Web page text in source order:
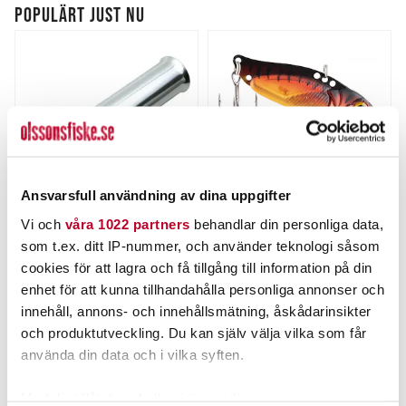
Ansvarsfull användning av dina uppgifter
Vi och våra 1022 partners behandlar din personliga data,
som t.ex. ditt IP-nummer, och använder teknologi såsom
cookies för att lagra och få tillgång till information på din
enhet för att kunna tillhandahålla personliga annonser och
innehåll, annons- och innehållsmätning, åskådarinsikter
och produktutveckling. Du kan själv välja vilka som får
använda din data och i vilka syften.
POPULÄRT JUST NU
PATRIOT
Patriot Spöhållare ALU
Nuvarande pris:
149,00 krTidigare pris:
177,00 kr
149,00 kr
177,00 kr
FLER ÄN 6 ST KVAR
LÄGG I VARUKORGEN
STRIKE PRO
Strike Pro Astro Vibe
4,5cm.
Nuvarande pris
99,00 krTidigare pris:
129,00 kr
99,00 kr
129,00 kr
FINNS I LAGER.